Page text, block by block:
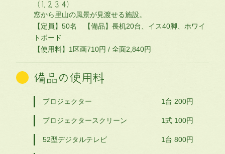
（1, 2, 3, 4）
窓から里山の風景が見渡せる施設。
【定員】50名 【備品】長机20台、イス40脚、ホワイ
トボード
【使用料】1区画710円 / 全面2,840円
備品の使用料
プロジェクター 1台 200円
プロジェクタースクリーン 1式 100円
52型デジタルテレビ 1台 800円